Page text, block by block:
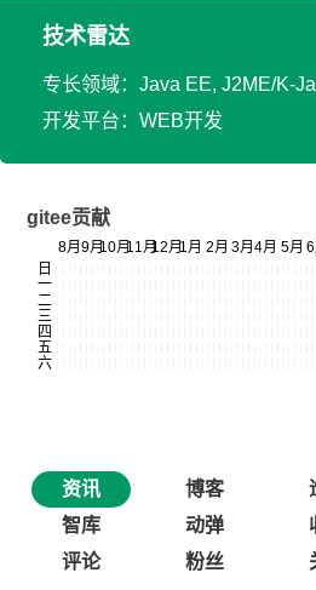
技术雷达
专长领域：Java EE, J2ME/K-
开发平台：WEB开发
gitee贡献
资讯 博客
智库
动弹
评论
粉丝